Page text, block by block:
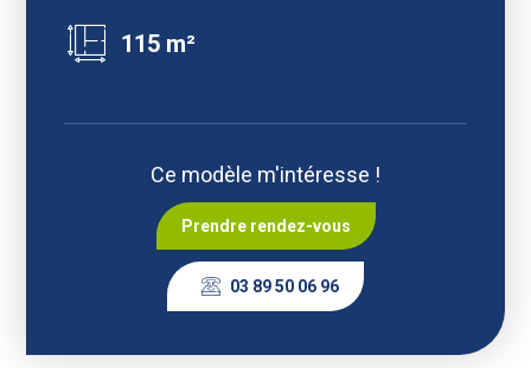
115 m²
Ce modèle m'intéresse !
Prendre rendez-vous
03 89 50 06 96